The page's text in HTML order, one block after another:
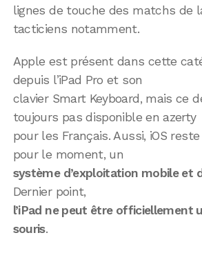
lignes de touche des matchs de
tacticiens notamment.
Apple est présent dans cette
depuis l’iPad Pro et son
clavier Smart Keyboard, mais ce
toujours pas disponible en azerty
pour les Français. Aussi, iOS
pour le moment, un
système d’exploitation mobile et
Dernier point,
l’iPad ne peut être officiellement
souris.